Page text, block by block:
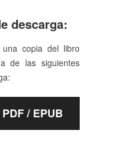
descarga:
copia del libro
de las siguientes
/ EPUB